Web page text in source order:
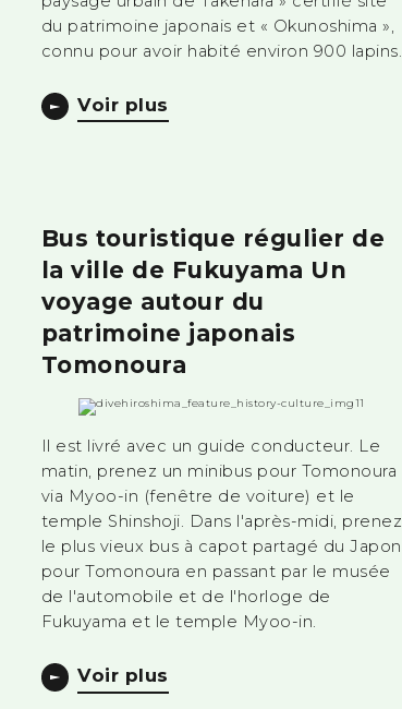
du patrimoine japonais et « Okunoshima »,
connu pour avoir habité environ 900 lapins.
Voir plus
Bus touristique régulier de
la ville de Fukuyama Un
voyage autour du
patrimoine japonais
Tomonoura
Il est livré avec un guide conducteur. Le
matin, prenez un minibus pour Tomonoura
via Myoo-in (fenêtre de voiture) et le
temple Shinshoji. Dans l'après-midi, prenez
le plus vieux bus à capot partagé du Japon
pour Tomonoura en passant par le musée
de l'automobile et de l'horloge de
Fukuyama et le temple Myoo-in.
Voir plus